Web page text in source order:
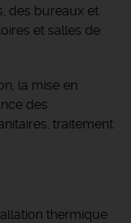
des bureaux et
et salles de
la mise en
des
traitement
thermique